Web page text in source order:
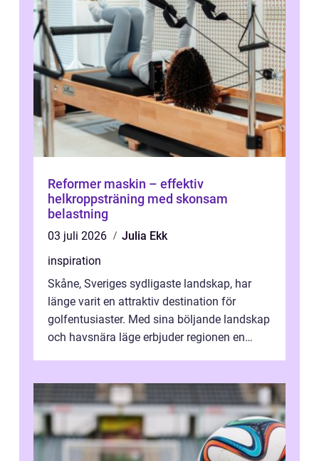
Reformer maskin – effektiv
helkroppsträning med skonsam
belastning
03 juli 2026
Julia Ekk
inspiration
Skåne, Sveriges sydligaste landskap, har
länge varit en attraktiv destination för
golfentusiaster. Med sina böljande landskap
och havsnära läge erbjuder regionen en